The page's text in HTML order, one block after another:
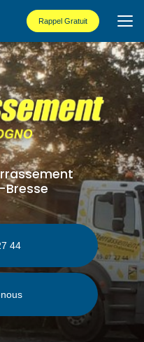
Rappel Gratuit
44